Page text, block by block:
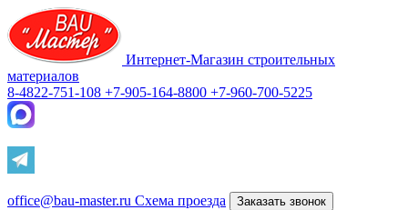
Интернет-Магазин строительных
материалов
8-4822-751-108 +7-905-164-8800 +7-960-700-5225
office@bau-master.ru Схема проезда Заказать звонок